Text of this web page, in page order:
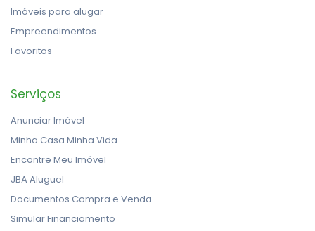
Imóveis para alugar
Empreendimentos
Favoritos
Serviços
Anunciar Imóvel
Minha Casa Minha Vida
Encontre Meu Imóvel
JBA Aluguel
Documentos Compra e Venda
Simular Financiamento